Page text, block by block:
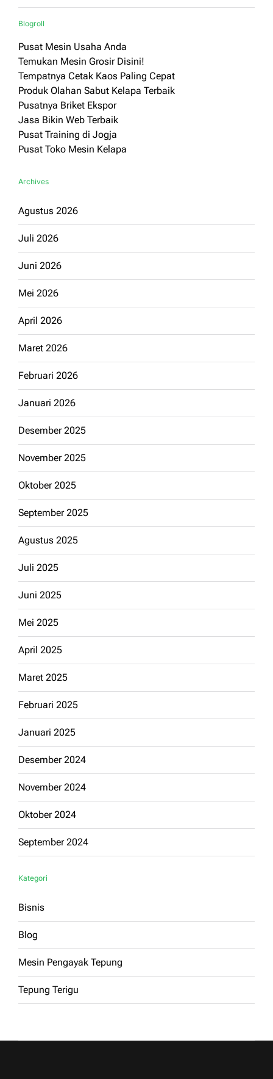
Blogroll
Pusat Mesin Usaha Anda
Temukan Mesin Grosir Disini!
Tempatnya Cetak Kaos Paling Cepat
Produk Olahan Sabut Kelapa Terbaik
Pusatnya Briket Ekspor
Jasa Bikin Web Terbaik
Pusat Training di Jogja
Pusat Toko Mesin Kelapa
Archives
Agustus 2026
Juli 2026
Juni 2026
Mei 2026
April 2026
Maret 2026
Februari 2026
Januari 2026
Desember 2025
November 2025
Oktober 2025
September 2025
Agustus 2025
Juli 2025
Juni 2025
Mei 2025
April 2025
Maret 2025
Februari 2025
Januari 2025
Desember 2024
November 2024
Oktober 2024
September 2024
Kategori
Bisnis
Blog
Mesin Pengayak Tepung
Tepung Terigu